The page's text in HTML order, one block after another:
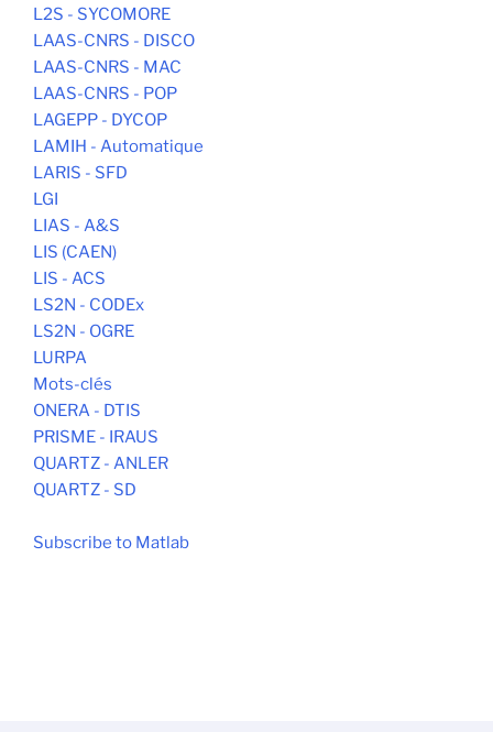
L2S - SYCOMORE
LAAS-CNRS - DISCO
LAAS-CNRS - MAC
LAAS-CNRS - POP
LAGEPP - DYCOP
LAMIH - Automatique
LARIS - SFD
LGI
LIAS - A&S
LIS (CAEN)
LIS - ACS
LS2N - CODEx
LS2N - OGRE
LURPA
Mots-clés
ONERA - DTIS
PRISME - IRAUS
QUARTZ - ANLER
QUARTZ - SD
Subscribe to Matlab